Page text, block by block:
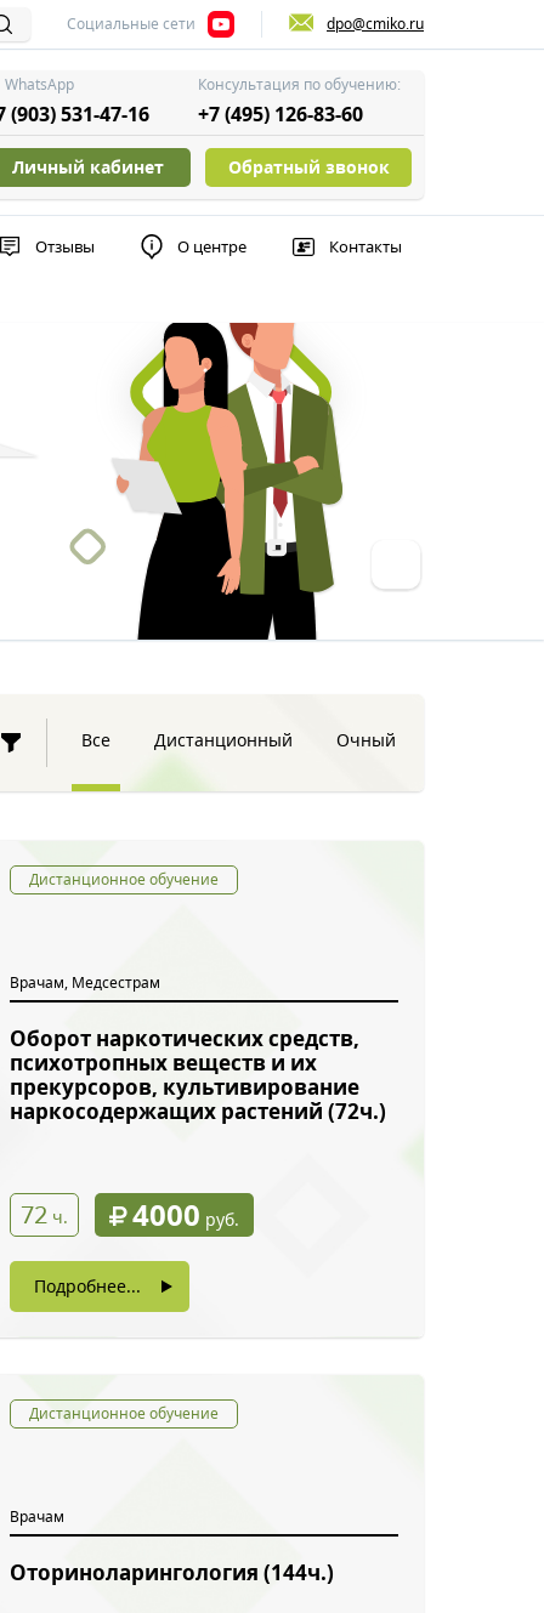
Социальные сети dpo@cmiko.ru
WhatsApp
(903) 531-47-16
Консультация по обучению:
+7 (495) 126-83-60
Личный кабинет Обратный звонок
Отзывы О центре Контакты
Все Дистанционный Очный
Дистанционное обучение
Врачам, Медсестрам
Оборот наркотических средств,
психотропных веществ и их
прекурсоров, культивирование
наркосодержащих растений (72ч.)
72 ч. 4000 руб.
Подробнее...
Дистанционное обучение
Врачам
Оториноларингология (144ч.)